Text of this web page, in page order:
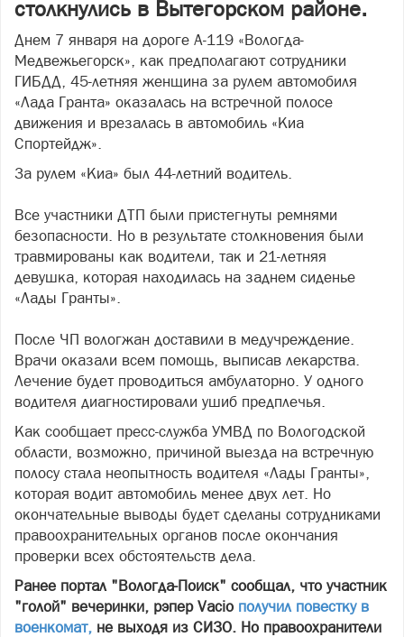
столкнулись в Вытегорском районе.
Днем 7 января на дороге А-119 «Вологда-
Медвежьегорск», как предполагают сотрудники
ГИБДД, 45-летняя женщина за рулем автомобиля
«Лада Гранта» оказалась на встречной полосе
движения и врезалась в автомобиль «Киа
Спортейдж».
За рулем «Киа» был 44-летний водитель.
Все участники ДТП были пристегнуты ремнями
безопасности. Но в результате столкновения были
травмированы как водители, так и 21-летняя
девушка, которая находилась на заднем сиденье
«Лады Гранты».
После ЧП вологжан доставили в медучреждение.
Врачи оказали всем помощь, выписав лекарства.
Лечение будет проводиться амбулаторно. У одного
водителя диагностировали ушиб предплечья.
Как сообщает пресс-служба УМВД по Вологодской
области, возможно, причиной выезда на встречную
полосу стала неопытность водителя «Лады Гранты»,
которая водит автомобиль менее двух лет. Но
окончательные выводы будет сделаны сотрудниками
правоохранительных органов после окончания
проверки всех обстоятельств дела.
Ранее портал "Вологда-Поиск" сообщал, что участник
"голой" вечеринки, рэпер Vacio получил повестку в
военкомат, не выходя из СИЗО. Но правоохранители